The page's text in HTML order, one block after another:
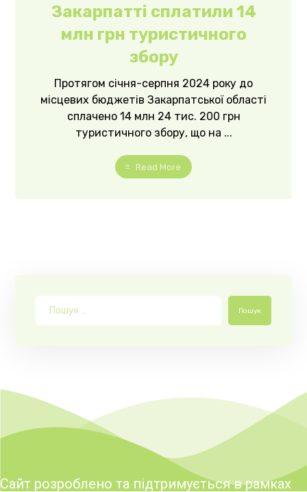
Закарпатті сплатили 14
млн грн туристичного
збору
Протягом січня-серпня 2024 року до
місцевих бюджетів Закарпатської області
сплачено 14 млн 24 тис. 200 грн
туристичного збору, що на ...
Read More
Пошук
Сайт розроблено та підтримується в рамках